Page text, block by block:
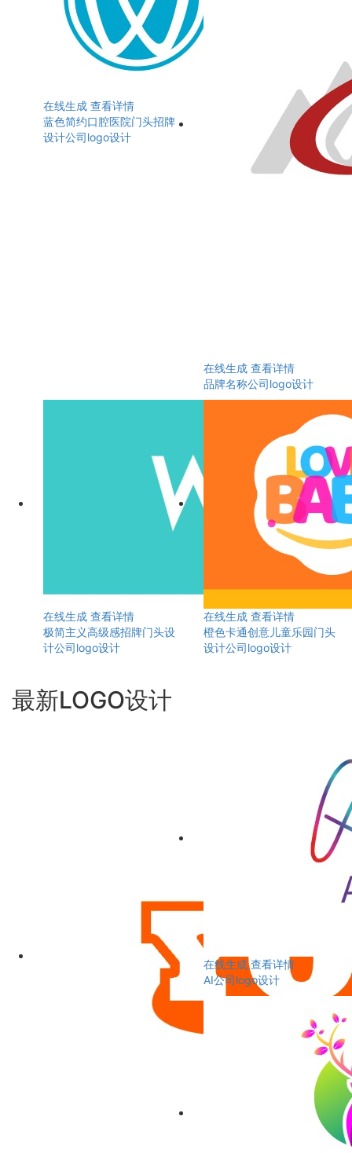
在线生成 查看详情
蓝色简约口腔医院门头招牌
设计公司logo设计
在线生成 查看详情
品牌名称公司logo设计
在线生成 查看详情
极简主义高级感招牌门头设
计公司logo设计
在线生成 查看详情
橙色卡通创意儿童乐园门头
设计公司logo设计
最新LOGO设计
在线生成 查看详情
AI公司logo设计